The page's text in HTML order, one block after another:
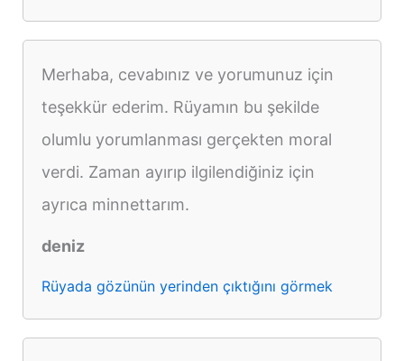
Merhaba, cevabınız ve yorumunuz için
teşekkür ederim. Rüyamın bu şekilde
olumlu yorumlanması gerçekten moral
verdi. Zaman ayırıp ilgilendiğiniz için
ayrıca minnettarım.
deniz
Rüyada gözünün yerinden çıktığını görmek